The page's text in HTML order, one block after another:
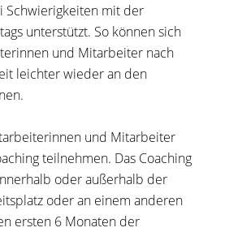
Schwierigkeiten mit der
unterstützt. So können sich
und Mitarbeiter nach
leichter wieder an den
und Mitarbeiter
teilnehmen. Das Coaching
oder außerhalb der
oder an einem anderen
ersten 6 Monaten der